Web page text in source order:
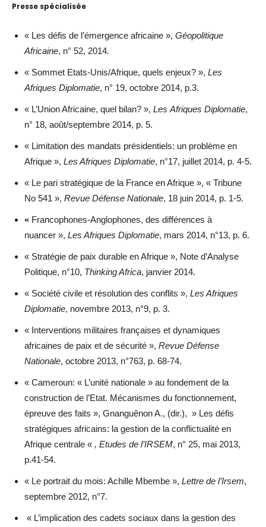
Presse spécialisée
« Les défis de l’émergence africaine », Géopolitique
Africaine
« Sommet Etats-Unis/Afrique, quels enjeux? », Les
Afriques Diplomatie, n° 19, octobre 2014, p.3.
« L’Union Africaine, quel bilan? », Les Afriques Diplomatie,
n° 18, août/septembre 2014, p. 5.
« Limitation des mandats présidentiels: un problème en
Afrique », Les Afriques Diplomatie, n°17, juillet 2014, p. 4-5.
« Le pari stratégique de la France en Afrique », « Tribune
No 541 », Revue Défense Nationale, 18 juin 2014, p. 1-5.
« Francophones-Anglophones, des différences à
nuancer », Les Afriques Diplomatie, mars 2014, n°13, p. 6.
« Stratégie de paix durable en Afrique », Note d’Analyse
Politique, n°10, Thinking Africa, janvier 2014.
« Société civile et résolution des conflits », Les Afriques
Diplomatie, novembre 2013, n°9, p. 3.
« Interventions militaires françaises et dynamiques
africaines de paix et de sécurité », Revue Défense
Nationale, octobre 2013, n°763, p. 68-74.
« Cameroun: « L’unité nationale » au fondement de la
construction de l’Etat. Mécanismes du fonctionnement,
épreuve des faits », Gnanguênon A., (dir.), » Les défis
stratégiques africains: la gestion de la conflictualité en
Afrique centrale « , Etudes de l’IRSEM, n° 25, mai 2013,
p.41-54.
« Le portrait du mois: Achille Mbembe », Lettre de l’Irsem,
septembre 2012, n°7.
« L’implication des cadets sociaux dans la gestion des